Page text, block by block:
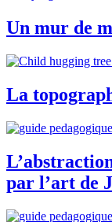
Un mur de
La
par l’art de